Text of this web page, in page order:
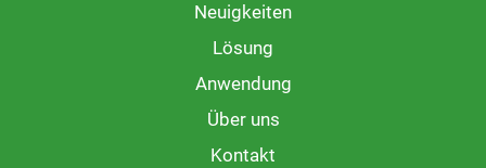
Neuigkeiten
Lösung
Anwendung
Über uns
Kontakt